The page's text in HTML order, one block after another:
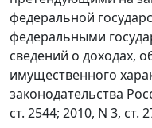
федеральной
федеральными
сведений о доходах,
имущественного
законодательства
ст. 2544; 2010, N 3, ст.